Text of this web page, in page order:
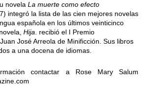
novela La muerte como efecto
integró la lista de las cien mejores novelas
española en los últimos veinticinco
Hija . recibió el I Premio
José Arreola de Minificción. Sus libros
a una docena de idiomas.
contactar a Rose Mary Salum